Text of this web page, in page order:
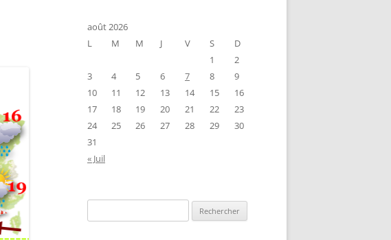
août 2026
L
M M J V S
D
1
2
3
4 5 6 7 8
9
10
11 12 13 14 15
16
17
18 19 20 21 22
23
24
25 26 27 28 29
30
31
« Juil